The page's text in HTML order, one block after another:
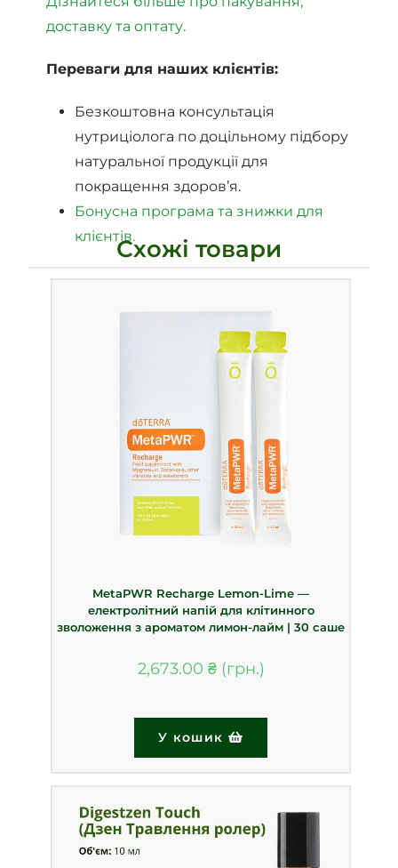
доставку та оптату.
Переваги для наших клієнтів:
Безкоштовна консультація
нутриціолога по доцільному підбору
натуральної продукції для
покращення здоров’я.
Бонусна програма та знижки для
клієнтів.Схожі товари
MetaPWR Recharge Lemon-Lime —
електролітний напій для клітинного
зволоження з ароматом лимон-лайм | 30 саше
2,673.00 ₴
У кошик